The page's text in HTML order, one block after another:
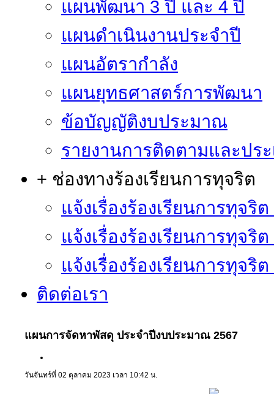
แผนพัฒนา 3 ปี และ 4 ปี
แผนดำเนินงานประจำปี
แผนอัตรากำลัง
แผนยุทธศาสตร์การพัฒนา
ข้อบัญญัติงบประมาณ
รายงานการติดตามและปร
+ ช่องทางร้องเรียนการทุจริต
แจ้งเรื่องร้องเรียนการทุจริ
แจ้งเรื่องร้องเรียนการทุจริ
แจ้งเรื่องร้องเรียนการทุจริ
ติดต่อเรา
แผนการจัดหาพัสดุ ประจำปีงบประมาณ 2567
วันจันทร์ที่ 02 ตุลาคม 2023 เวลา 10:42 น.